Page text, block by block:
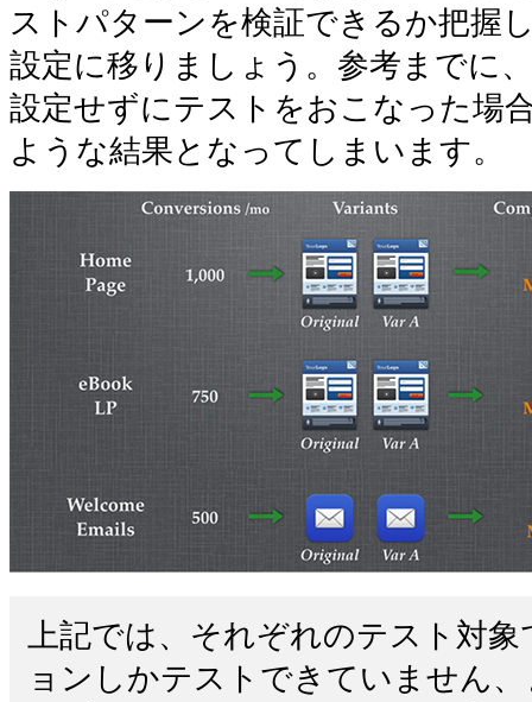
ストパターンを検証できるか把握
設定に移りましょう。参考までに
設定せずにテストをおこなった場
ような結果となってしまいます。
上記では、それぞれのテスト対
ョンしかテストできていません